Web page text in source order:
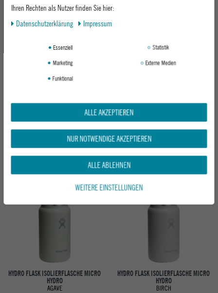
HYDRO FLASK ISOLIERFLASCHE 21OZ
STANDARD FLEX CAP
AGAVE
ab 39,95 €
HYDRO FLASK ISOLIERFLASCHE MICRO
HYDRO
OAT
ab 19,95 €
HYDRO FLASK ISOLIERFLASCHE MICRO
HYDRO
AGAVE
HYDRO FLASK ISOLIERFLASCHE MICRO
HYDRO
BIRCH
Ihren Rechten als Nutzer finden Sie hier:
Daten­schutz­erklärung
Impressum
Essenziell
Statistik
Marketing
Externe Medien
Funktional
ALLE AKZEPTIEREN
NUR NOTWENDIGE AKZEPTIEREN
ALLE ABLEHNEN
WEITERE EINSTELLUNGEN